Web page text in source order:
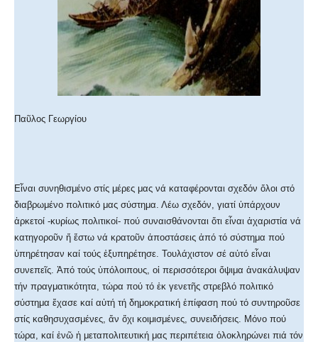
Παῦλος Γεωργίου
Εἶναι συνηθισμένο στίς μέρες μας νά καταφέρονται σχεδόν ὅλοι στό
διαβρωμένο πολιτικό μας σύστημα. Λέω σχεδόν, γιατί ὑπάρχουν
ἀρκετοί -κυρίως πολιτικοί- πού συναισθάνονται ὅτι εἶναι ἀχαριστία νά
κατηγοροῦν ἤ ἔστω νά κρατοῦν ἀποστάσεις ἀπό τό σύστημα πού
ὑπηρέτησαν καί τούς ἐξυπηρέτησε. Τουλάχιστον σέ αὐτό εἶναι
συνεπεῖς. Ἀπό τούς ὑπόλοιπους, οἱ περισσότεροι ὄψιμα ἀνακάλυψαν
τήν πραγμα­τικότητα, τώρα πού τό ἐκ γενετῆς στρεβλό πολιτικό
σύστημα ἔχασε καί αὐτή τή δημοκρατική ἐπίφαση πού τό συντηροῦσε
στίς καθησυχασμένες, ἄν ὄχι κοιμισμένες, συνειδήσεις. Μόνο πού
τώρα, καί ἐνῶ ἡ μεταπολιτευτική μας περιπέτεια ὁλοκληρώνει πιά τόν